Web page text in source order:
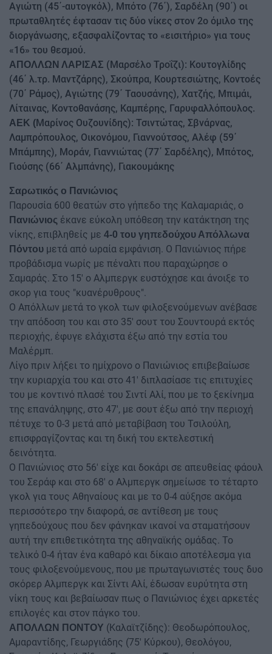
Αγιώτη (45΄-αυτογκόλ), Μπότο (76΄), Σαρδέλη (90΄) οι
πρωταθλητές έφτασαν τις δύο νίκες στον 2ο όμιλο της
διοργάνωσης, εξασφαλίζοντας το «εισιτήριο» για τους
«16» του θεσμού.
ΑΠΟΛΛΩΝ ΛΑΡΙΣΑΣ (Μαρσέλο Τροΐζι): Κουτογλίδης
(46΄ λ.τρ. Μαντζάρης), Σκούπρα, Κουρτεσιώτης, Κοντοές
(70΄ Ράμος), Αγιώτης (79΄ Ταουσάνης), Χατζής, Μπιμάι,
Λίταινας, Κοντοθανάσης, Καμπέρης, Γαρυφαλλόπουλος.
ΑΕΚ (Μαρίνος Ουζουνίδης): Τσιντώτας, Σβνάρνας,
Λαμπρόπουλος, Οικονόμου, Γιαννούτσος, Αλέφ (59΄
Μπάμπης), Μοράν, Γιαννιώτας (77΄ Σαρδέλης), Μπότος,
Γιούσης (66΄ Αλμπάνης), Γιακουμάκης
Σαρωτικός ο Πανιώνιος
Παρουσία 600 θεατών στο γήπεδο της Καλαμαριάς, ο
Πανιώνιος έκανε εύκολη υπόθεση την κατάκτηση της
νίκης, επιβληθείς με 4-0 του γηπεδούχου Απόλλωνα
Πόντου μετά από ωραία εμφάνιση. Ο Πανιώνιος πήρε
προβάδισμα νωρίς με πέναλτι που παραχώρησε ο
Σαμαράς. Στο 15' ο Αλμπεργκ ευστόχησε και άνοιξε το
σκορ για τους "κυανέρυθρους".
Ο Απόλλων μετά το γκολ των φιλοξενούμενων ανέβασε
την απόδοση του και στο 35' σουτ του Σουντουρά εκτός
περιοχής, έφυγε ελάχιστα έξω από την εστία του
Μαλέρμπ.
Λίγο πριν λήξει το ημίχρονο ο Πανιώνιος επιβεβαίωσε
την κυριαρχία του και στο 41' διπλασίασε τις επιτυχίες
του με κοντινό πλασέ του Σιντί Αλί, που με το ξεκίνημα
της επανάληψης, στο 47', με σουτ έξω από την περιοχή
πέτυχε το 0-3 μετά από μεταβίβαση του Τσιλούλη,
επισφραγίζοντας και τη δική του εκτελεστική
δεινότητα.
Ο Πανιώνιος στο 56' είχε και δοκάρι σε απευθείας φάουλ
του Σεράφ και στο 68' ο Αλμπεργκ σημείωσε το τέταρτο
γκολ για τους Αθηναίους και με το 0-4 αύξησε ακόμα
περισσότερο την διαφορά, σε αντίθεση με τους
γηπεδούχους που δεν φάνηκαν ικανοί να σταματήσουν
αυτή την επιθετικότητα της αθηναϊκής ομάδας. Το
τελικό 0-4 ήταν ένα καθαρό και δίκαιο αποτέλεσμα για
τους φιλοξενούμενους, που με πρωταγωνιστές τους δυο
σκόρερ Αλμπεργκ και Σίντι Αλί, έδωσαν ευρύτητα στη
νίκη τους και βεβαίωσαν πως ο Πανιώνιος έχει αρκετές
επιλογές και στον πάγκο του.
ΑΠΟΛΛΩΝ ΠΟΝΤΟΥ (Καλαϊτζίδης): Θεοδωρόπουλος,
Αμαραντίδης, Γεωργιάδης (75' Κύρκου), Θεολόγου,